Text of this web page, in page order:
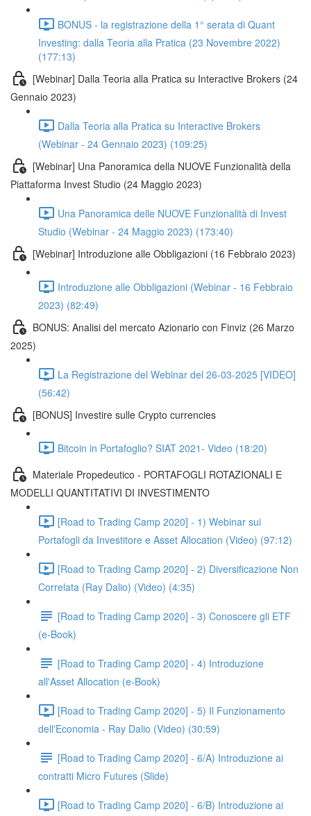
BONUS - la registrazione della 1° serata di Quant
Investing: dalla Teoria alla Pratica (23 Novembre 2022)
(177:13)
[Webinar] Dalla Teoria alla Pratica su Interactive Brokers (24
Gennaio 2023)
Dalla Teoria alla Pratica su Interactive Brokers
(Webinar - 24 Gennaio 2023) (109:25)
[Webinar] Una Panoramica della NUOVE Funzionalità della
Piattaforma Invest Studio (24 Maggio 2023)
Una Panoramica delle NUOVE Funzionalità di Invest
Studio (Webinar - 24 Maggio 2023) (173:40)
[Webinar] Introduzione alle Obbligazioni (16 Febbraio 2023)
Introduzione alle Obbligazioni (Webinar - 16 Febbraio
2023) (82:49)
BONUS: Analisi del mercato Azionario con Finviz (26 Marzo
2025)
La Registrazione del Webinar del 26-03-2025 [VIDEO]
(56:42)
[BONUS] Investire sulle Crypto currencies
Bitcoin in Portafoglio? SIAT 2021- Video (18:20)
Materiale Propedeutico - PORTAFOGLI ROTAZIONALI E
MODELLI QUANTITATIVI DI INVESTIMENTO
[Road to Trading Camp 2020] - 1) Webinar sui
Portafogli da Investitore e Asset Allocation (Video) (97:12)
[Road to Trading Camp 2020] - 2) Diversificazione Non
Correlata (Ray Dalio) (Video) (4:35)
[Road to Trading Camp 2020] - 3) Conoscere gli ETF
(e-Book)
[Road to Trading Camp 2020] - 4) Introduzione
all'Asset Allocation (e-Book)
[Road to Trading Camp 2020] - 5) Il Funzionamento
dell'Economia - Ray Dalio (Video) (30:59)
[Road to Trading Camp 2020] - 6/A) Introduzione ai
contratti Micro Futures (Slide)
[Road to Trading Camp 2020] - 6/B) Introduzione ai